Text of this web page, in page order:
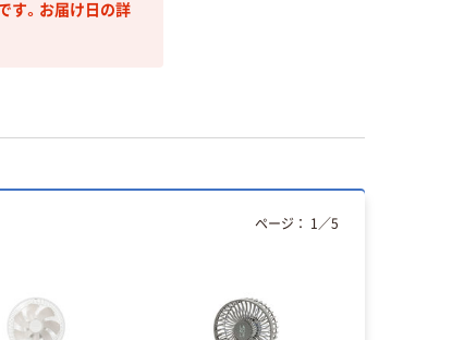
す。お届け日の詳
ページ： 1 ／5